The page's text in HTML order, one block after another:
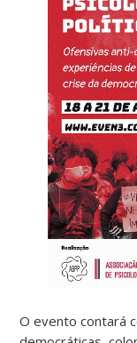
O evento contará